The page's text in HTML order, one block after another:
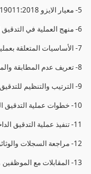
5- معيار الايزو 19011:2018.
6- منهج العملية في التدقيق الداخلي.
7- الأساسيات المتعلقة بعملية التدقيق الداخلي.
8- تعريف عدم المطابقة والملاحظات.
9- الترتيب والتنظيم للتدقيق الداخلي.
10- خطوات عملية التدقيق الداخلي.
11- تنفيذ عملية التدقيق الداخلي والاجتماع الافتتاحي.
12- مراجعة السجلات والوثائق.
13- المقابلات مع الموظفين ومراقبة الانشطة والمرافق.